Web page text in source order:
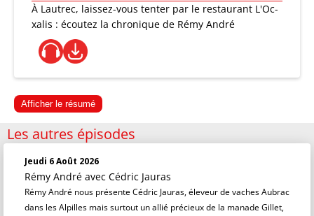
À Lautrec, laissez-vous tenter par le restaurant L'Oc-
xalis : écoutez la chronique de Rémy André
Afficher le résumé
Les autres épisodes
Jeudi 6 Août 2026
Rémy André avec Cédric Jauras
Rémy André nous présente Cédric Jauras, éleveur de vaches Aubrac
dans les Alpilles mais surtout un allié précieux de la manade Gillet,